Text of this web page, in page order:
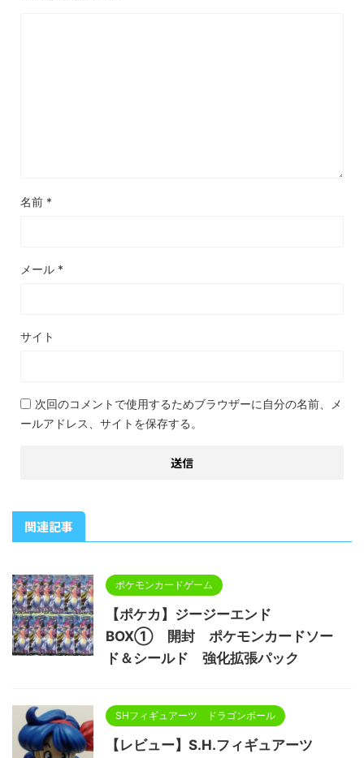
名前 *
メール *
サイト
次回のコメントで使用するためブラウザーに自分の名前、メ
ールアドレス、サイトを保存する。
関連記事
ポケモンカードゲーム
【ポケカ】ジージーエンド
BOX① 開封 ポケモンカードソー
ド＆シールド 強化拡張パック
SHフィギュアーツ ドラゴンボール
【レビュー】S.H.フィギュアーツ